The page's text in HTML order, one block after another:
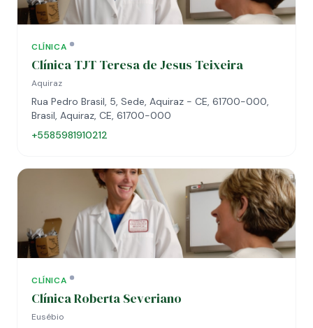
CLÍNICA
Clínica TJT Teresa de Jesus Teixeira
Aquiraz
Rua Pedro Brasil, 5, Sede, Aquiraz - CE, 61700-000,
Brasil, Aquiraz, CE, 61700-000
+5585981910212
CLÍNICA
Clínica Roberta Severiano
Eusébio